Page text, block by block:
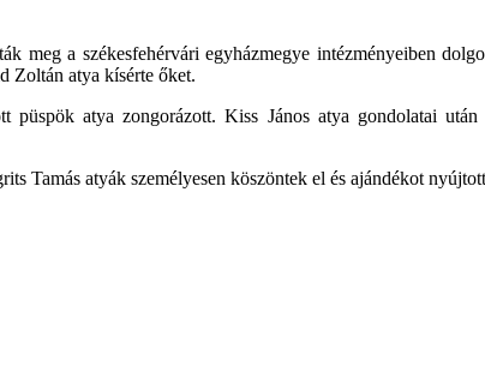
meg a székesfehérvári egyházmegye intézményeiben
Zoltán atya kísérte őket.
atya zongorázott. Kiss János atya gondolatai
Tamás atyák személyesen köszöntek el és ajándékot